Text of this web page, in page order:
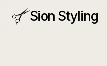
Sion Styling